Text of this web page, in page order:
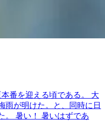
番を迎える頃である。 大
雨が明けた。と、同時に日
。 暑い！ 暑いはずであ